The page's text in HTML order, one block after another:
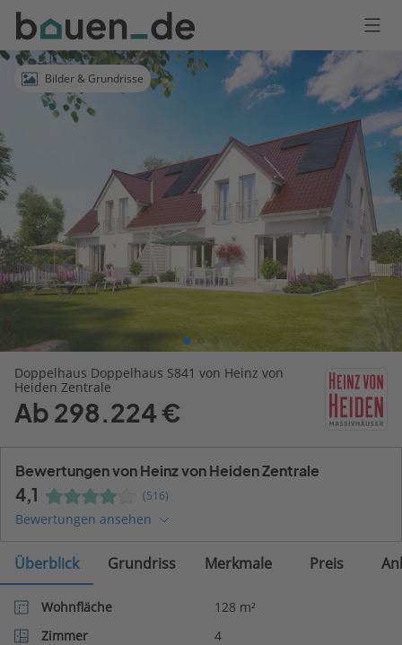
Bauen
Logo
Anmelden
Bilder & Grundrisse
Doppelhaus Doppelhaus S841 von Heinz von
Heiden Zentrale
Ab 298.224 €
Bewertungen von Heinz von Heiden Zentrale
4,1 (516)
Bewertungen ansehen
Überblick Grundriss Merkmale Preis
Wohnfläche
128 m²
Zimmer
4